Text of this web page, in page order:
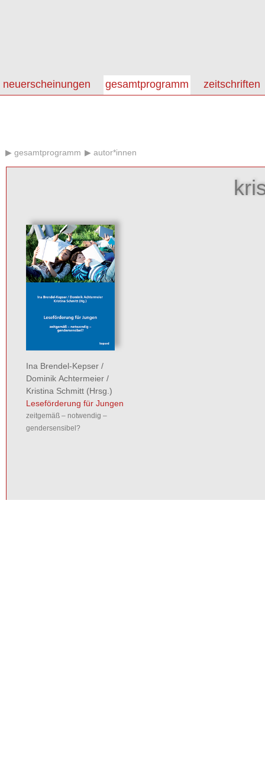
neuerscheinungen gesamtprogramm zeitschriften
gesamtprogramm autor*innen
Ina Brendel-Kepser /
Dominik Achtermeier /
Kristina Schmitt (Hrsg.)
Leseförderung für Jungen
zeitgemäß – notwendig –
gendersensibel?